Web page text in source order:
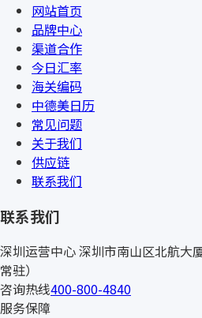
网站首页
品牌中心
渠道合作
今日汇率
海关编码
中德美日历
常见问题
关于我们
供应链
联系我们
联系我们
深圳运营中心深圳市南山区北航大
常驻）
咨询热线400-800-4840
服务保障